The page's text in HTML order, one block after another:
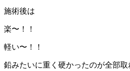
施術後は
楽〜！！
軽い〜！！
鉛みたいに重く硬かったのが全部取